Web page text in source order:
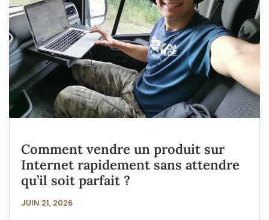
Comment vendre un produit sur
Internet rapidement sans attendre
qu’il soit parfait ?
JUIN 21, 2026